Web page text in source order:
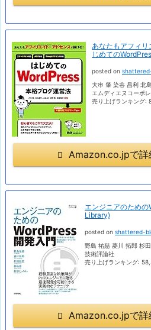
あなたもアフィ
じめての
posted on
大串 肇 染谷 昌利 北
エムディエヌコーポ
売り上げランキング:
Amazon.co.jpで詳
エンジニアのための
Library)
posted on shattered-
野島 祐慈 菱川 拓郎 杉
技術評論社
売り上げランキング:
Amazon.co.jpで詳